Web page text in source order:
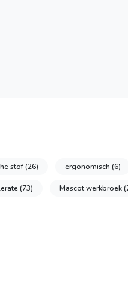
stof(26) ergonomisch (6)
(73) Mascot werkbroek